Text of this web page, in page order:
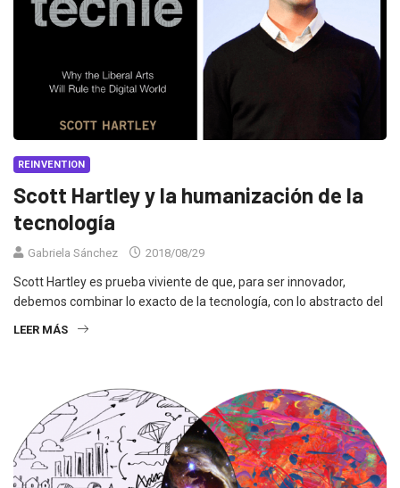
REINVENTION
Scott Hartley y la humanización de la
tecnología
Gabriela Sánchez 2018/08/29
Scott Hartley es prueba viviente de que, para ser innovador,
debemos combinar lo exacto de la tecnología, con lo abstracto del
LEER MÁS